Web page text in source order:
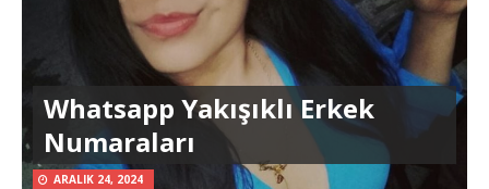
Whatsapp Yakışıklı Erkek
Numaraları
ARALIK 24, 2024